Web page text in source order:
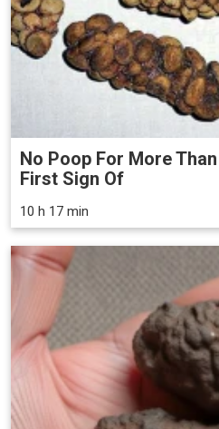
No Poop For More
First Sign Of
10 h 17 min